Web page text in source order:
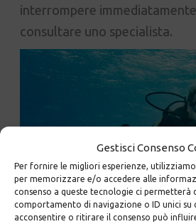
Gestisci Consenso
Per fornire le migliori esperienze,
per memorizzare e/o accedere alle
consenso a queste tecnologie ci permetterà
comportamento di navigazione o ID unici su
acconsentire o ritirare il consenso può
interrompere
consultare uno specialista.